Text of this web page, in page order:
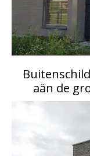
aän de